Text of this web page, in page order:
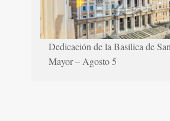
Dedicación de la Basílica de
Mayor – Agosto 5